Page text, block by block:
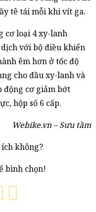
tê tái mỗi khi vít ga.
cơ loại 4 xy-lanh
với bộ điều khiển
êm hơn ở tốc độ
cho đầu xy-lanh và
động cơ giảm bớt
hộp số 6 cấp.
Webike.vn – Sưu tầm
không?
bình chọn!